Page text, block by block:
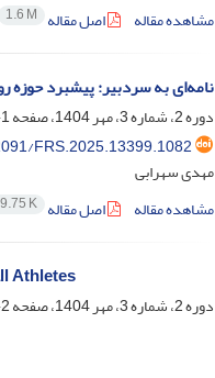
مشاهده مقاله
اصل مقاله 1.6 M
نامه‌ای به سردبیر: پیشبرد
دوره 2، شماره 3، مهر 1404، صفحه
1-1
FRS.2025.13399.1082
مهدی سهرابی
مشاهده مقاله
اصل مقاله K
Athletes
دوره 2، شماره 3، مهر 1404، صفحه
2-16